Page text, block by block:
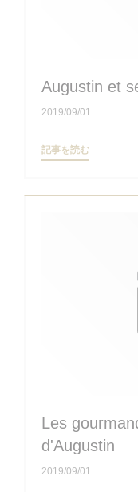
Augustin et
2019/09/01
記事を読む((新しいウ
Les
d'Augustin
2019/09/01